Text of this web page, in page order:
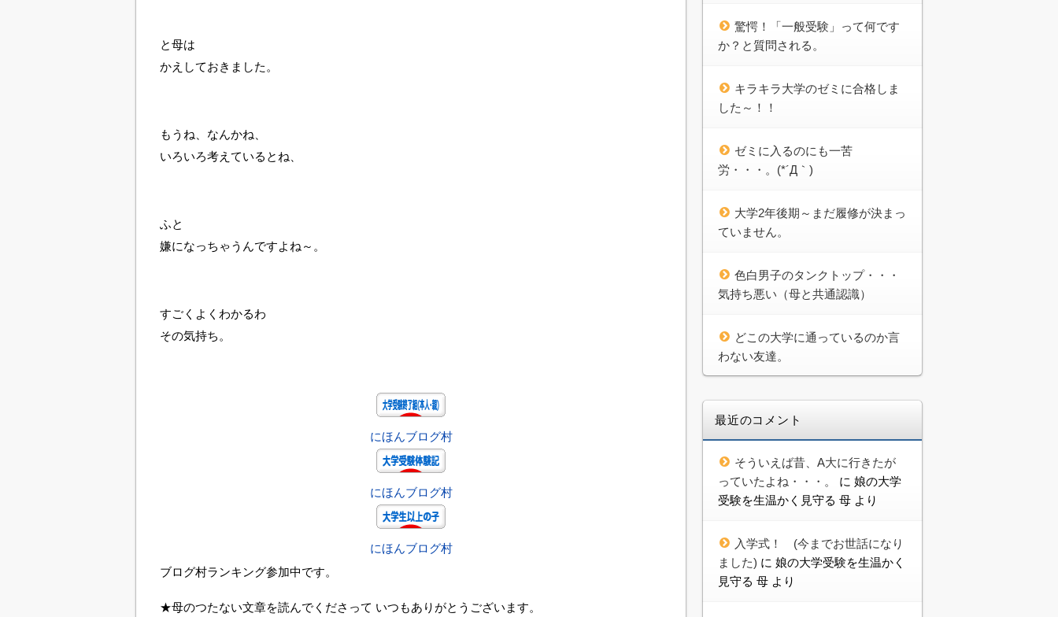
と母は
かえしておきました。
もうね、なんかね、
いろいろ考えているとね、
ふと
嫌になっちゃうんですよね～。
すごくよくわかるわ
その気持ち。
にほんブログ村
にほんブログ村
にほんブログ村
ブログ村ランキング参加中です。
★母のつたない文章を読んでくださって いつもありがとうございます。
驚愕！「一般受験」って何です
か？と質問される。
キラキラ大学のゼミに合格しま
した～！！
ゼミに入るのにも一苦
労・・・。(*´Д｀)
大学2年後期～まだ履修が決まっ
ていません。
色白男子のタンクトップ・・・
気持ち悪い（母と共通認識）
どこの大学に通っているのか言
わない友達。
最近のコメント
そういえば昔、A大に行きたが
っていたよね・・・。
に 娘の大学
受験を生温かく見守る 母 より
入学式！ (今までお世話になり
ました) に 娘の大学受験を生温かく
見守る 母 より